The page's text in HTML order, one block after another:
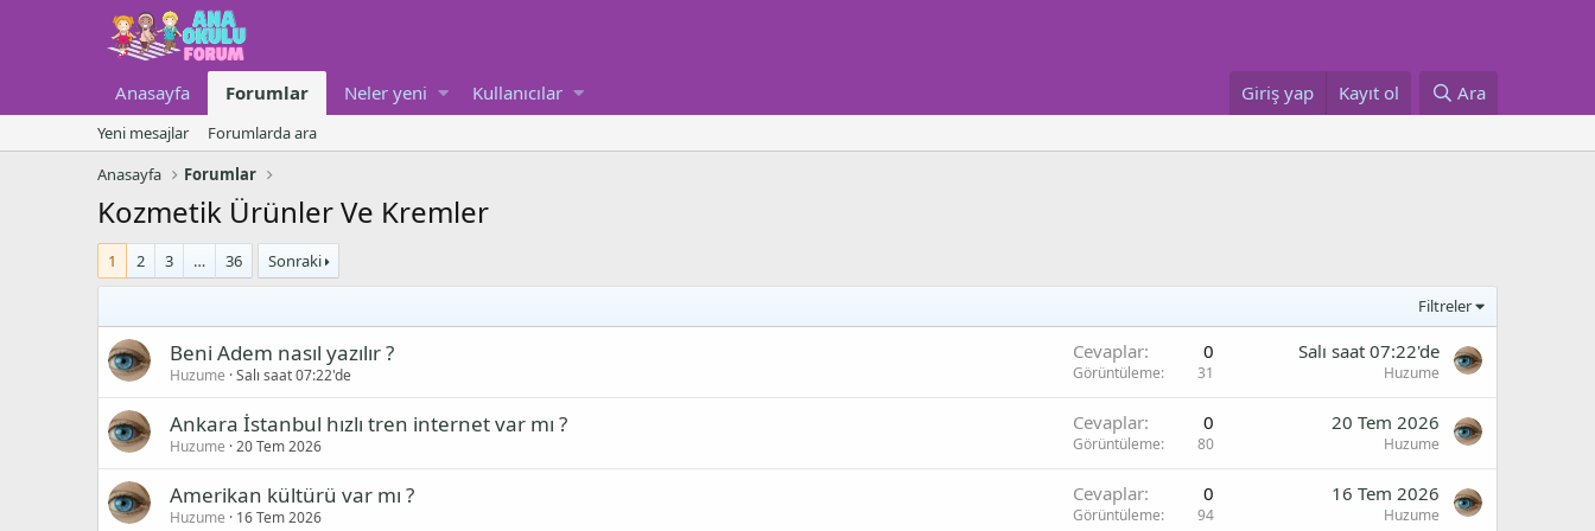
Anasayfa Forumlar Neler yeni Kullanıcılar Giriş yap Kayıt ol Ara
Yeni mesajlar
Forumlarda ara
Anasayfa
Forumlar
Kozmetik Ürünler Ve Kremler
1 2 3 … 36 Sonraki
Filtreler
Beni Adem nasıl yazılır ?
Huzume Salı saat 07:22'de
Cevaplar 0
Görüntüleme 31
Salı saat 07:22'de
Huzume
Ankara İstanbul hızlı tren internet var mı ?
Huzume 20 Tem 2026
Cevaplar 0
Görüntüleme 80
20 Tem 2026
Huzume
Amerikan kültürü var mı ?
Huzume 16 Tem 2026
Cevaplar 0
Görüntüleme 94
16 Tem 2026
Huzume